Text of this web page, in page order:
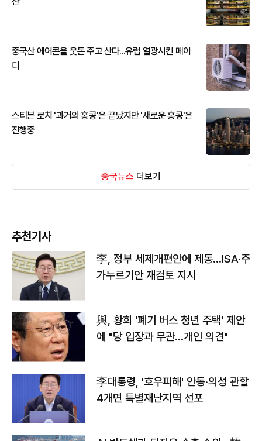
중국산 에어콘을 웃돈 주고 산다...유럽 열광시킨 메이
디
스티븐 로치 '과거의 홍콩'은 끝났지만 '새로운 홍콩'은
진행중
중국뉴스 더보기
추천기사
李, 정부 세제개편안에 제동…ISA·주
가누르기안 재검토 지시
與, 황희 '폐기 버스 청년 주택' 제안
에 "당 입장과 무관…개인 의견"
李대통령, '호우피해' 안동·의성 관할
4개면 특별재난지역 선포